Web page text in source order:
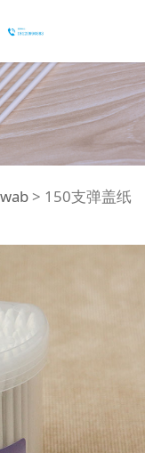
一头
> 150支弹盖纸